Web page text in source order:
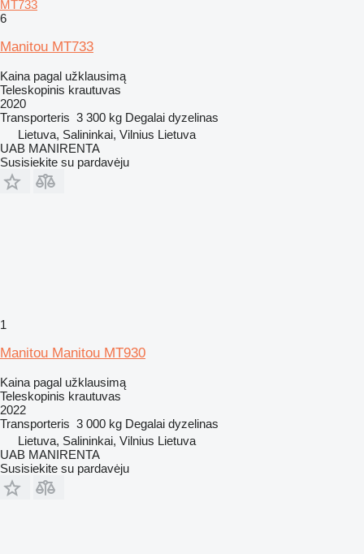
MT733
6
Manitou MT733
Kaina pagal užklausimą
Teleskopinis krautuvas
2020
Transporteris 3 300 kg Degalai dyzelinas
Lietuva, Salininkai, Vilnius Lietuva
UAB MANIRENTA
Susisiekite su pardavėju
1
Manitou Manitou MT930
Kaina pagal užklausimą
Teleskopinis krautuvas
2022
Transporteris 3 000 kg Degalai dyzelinas
Lietuva, Salininkai, Vilnius Lietuva
UAB MANIRENTA
Susisiekite su pardavėju